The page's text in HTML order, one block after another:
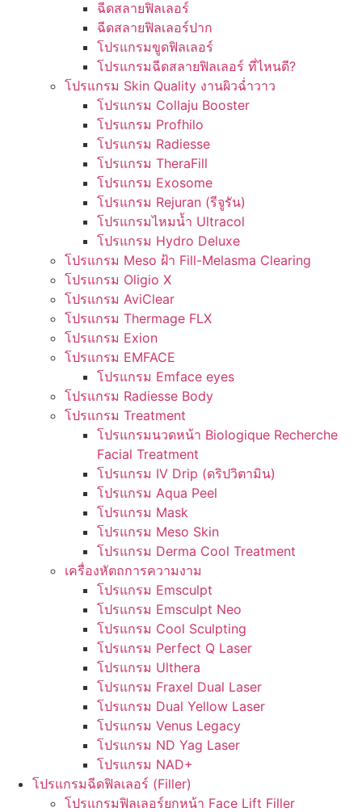
ฉีดสลายฟิลเลอร์
ฉีดสลายฟิลเลอร์ปาก
โปรแกรมขูดฟิลเลอร์
โปรแกรมฉีดสลายฟิลเลอร์ ที่ไหนดี?
โปรแกรม Skin Quality งานผิวฉ่ำวาว
โปรแกรม Collaju Booster
โปรแกรม Profhilo
โปรแกรม Radiesse
โปรแกรม TheraFill
โปรแกรม Exosome
โปรแกรม Rejuran (รีจูรัน)
โปรแกรมไหมน้ำ Ultracol
โปรแกรม Hydro Deluxe
โปรแกรม Meso ฝ้า Fill-Melasma Clearing
โปรแกรม Oligio X
โปรแกรม AviClear
โปรแกรม Thermage FLX
โปรแกรม Exion
โปรแกรม EMFACE
โปรแกรม Emface eyes
โปรแกรม Radiesse Body
โปรแกรม Treatment
โปรแกรมนวดหน้า Biologique Recherche
Facial Treatment
โปรแกรม IV Drip (ดริปวิตามิน)
โปรแกรม Aqua Peel
โปรแกรม Mask
โปรแกรม Meso Skin
โปรแกรม Derma Cool Treatment
เครื่องหัตถการความงาม
โปรแกรม Emsculpt
โปรแกรม Emsculpt Neo
โปรแกรม Cool Sculpting
โปรแกรม Perfect Q Laser
โปรแกรม Ulthera
โปรแกรม Fraxel Dual Laser
โปรแกรม Dual Yellow Laser
โปรแกรม Venus Legacy
โปรแกรม ND Yag Laser
โปรแกรม NAD+
โปรแกรมฉีดฟิลเลอร์ (Filler)
โปรแกรมฟิลเลอร์ยกหน้า Face Lift Filler